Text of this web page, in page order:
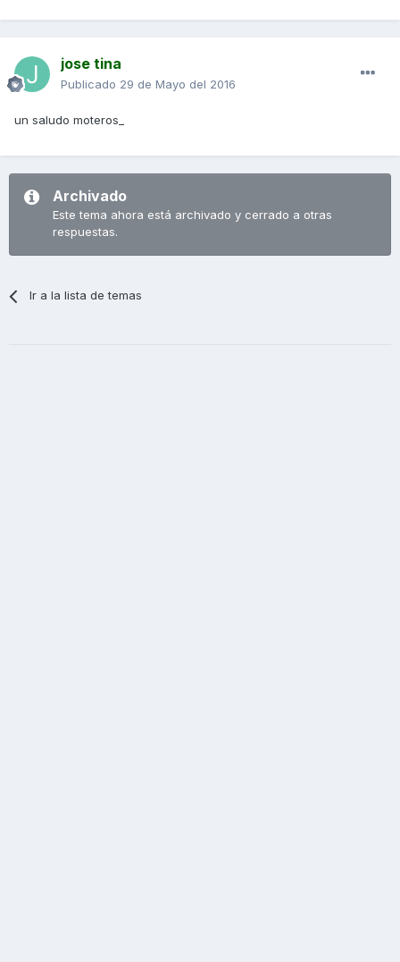
jose tina
Publicado 29 de Mayo del 2016
un saludo moteros_
Archivado
Este tema ahora está archivado y cerrado a otras
respuestas.
Ir a la lista de temas